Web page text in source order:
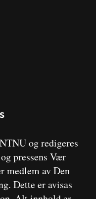
og redigeres
pressens Vær
medlem av Den
Dette er avisas